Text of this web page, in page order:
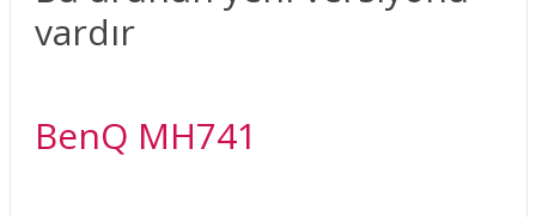
vardır
BenQ MH741